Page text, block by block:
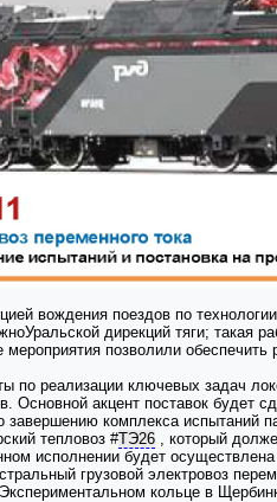
вождения поездов по
дирекций тяги; такая
мероприятия позволили
по реализации ключевых задач
Основной акцент поставок будет
завершению комплекса
тепловоз #ТЭ26
, который
исполнении будет
грузовой электровоз
кольце в